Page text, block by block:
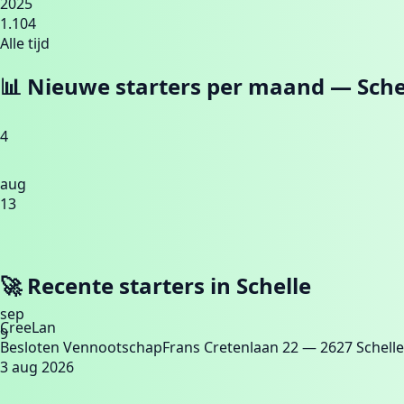
1.104
Alle tijd
📊 Nieuwe starters per maand —
4
aug
13
sep
9
🚀 Recente starters in Schelle
CreeLan
Besloten VennootschapFrans Cretenlaan 22— 2627 Schelle
3 aug 2026